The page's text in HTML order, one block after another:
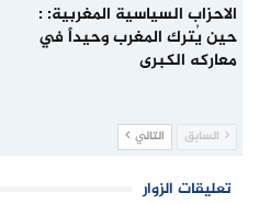
الاحزاب السياسية المغربية: :
حين يُترك المغرب وحيداً في
معاركه الكبرى
السابق التالي
تعليقات الزوار